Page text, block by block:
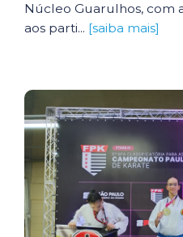
Núcleo Guarulhos, com
aos parti... [saiba mais]